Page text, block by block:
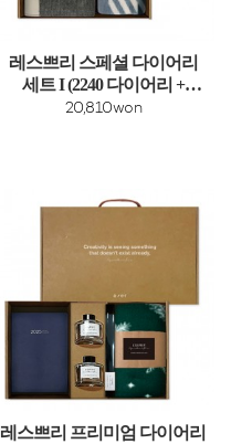
레스쁘리 스페셜 다이어리
세트 I (2240 다이어리 +
무릎담요)
20,810won
레스쁘리 프리미엄 다이어리